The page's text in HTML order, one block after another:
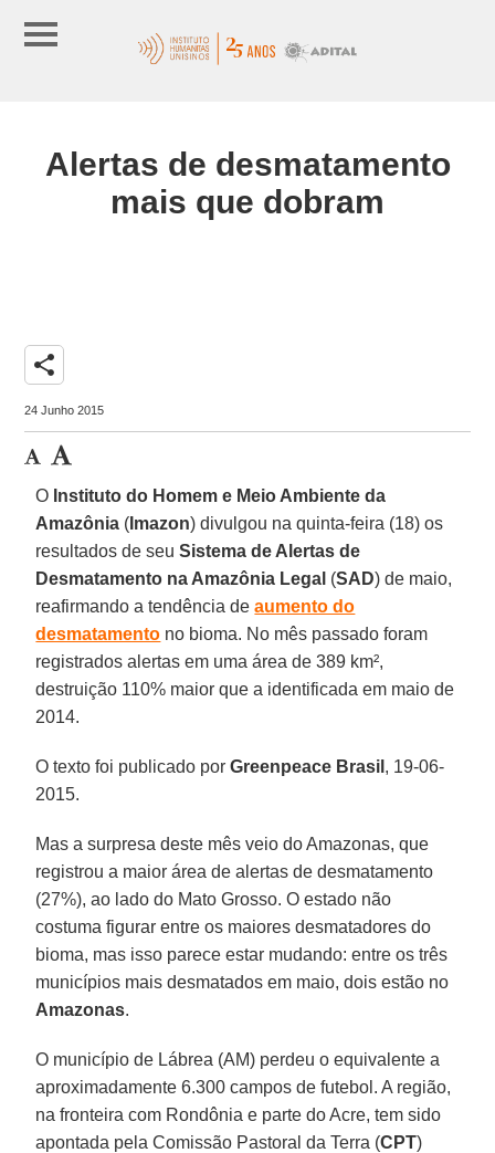
Alertas de desmatamento
mais que dobram
share
24 Junho 2015
O Instituto do Homem e Meio Ambiente da
Amazônia ( Imazon) divulgou na quinta-feira (18) os
resultados de seuSistema de Alertas de
Desmatamento na Amazônia Legal (SAD) de maio,
reafirmando a tendência deaumento do
desmatamento no bioma. No mês passado foram
registrados alertas em uma área de 389 km²,
destruição 110% maior que a identificada em maio de
2014.
O texto foi publicado porGreenpeace Brasil , 19-06-
2015.
Mas a surpresa deste mês veio do Amazonas, que
registrou a maior área de alertas de desmatamento
(27%), ao lado do Mato Grosso. O estado não
costuma figurar entre os maiores desmatadores do
bioma, mas isso parece estar mudando: entre os três
municípios mais desmatados em maio, dois estão no
Amazonas.
O município de Lábrea (AM) perdeu o equivalente a
aproximadamente 6.300 campos de futebol. A região,
na fronteira com Rondônia e parte do Acre, tem sido
apontada pela Comissão Pastoral da Terra (CPT)